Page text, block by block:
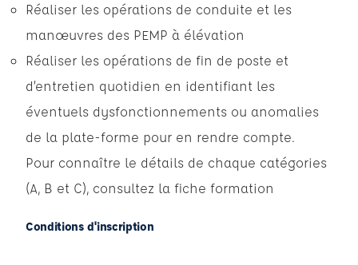
Réaliser les opérations de conduite et les
manœuvres des PEMP à élévation
Réaliser les opérations de fin de poste et
d’entretien quotidien en identifiant les
éventuels dysfonctionnements ou anomalies
de la plate-forme pour en rendre compte.
Pour connaître le détails de chaque catégories
(A, B et C), consultez la fiche formation
Conditions d'inscription